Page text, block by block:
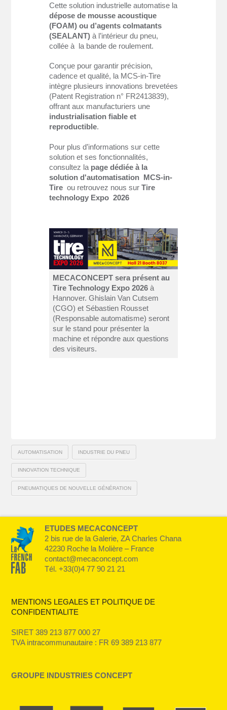
Cette solution industrielle automatise la
dépose de mousse acoustique
(FOAM) ou d’agents colmatants
(SEALANT)à l’intérieur du pneu,
collée à la bande de roulement.
Conçue pour garantir précision,
cadence et qualité, la MCS-in-Tire
intègre plusieurs innovations brevetées
(Patent Registration n° FR2413839),
offrant aux manufacturiers une
industrialisation fiable et
reproductible.
Pour plus d’informations sur cette
solution et ses fonctionnalités,
consultez la page dédiée à la
solution d'automatisation MCS-in-
Tire ou retrouvez nous sur Tire
technology Expo 2026
MECACONCEPT sera présent au
Tire Technology Expo 2026 à
Hannover. Ghislain Van Cutsem
(CGO) et Sébastien Rousset
(Responsable automatisme) seront
sur le stand pour présenter la
machine et répondre aux questions
des visiteurs.
AUTOMATISATION INDUSTRIE DU PNEU
INNOVATION TECHNIQUE
PNEUMATIQUES DE NOUVELLE GÉNÉRATION
ETUDES MECACONCEPT
2 bis rue de la Galerie, ZA Charles Chana
42230 Roche la Molière – France
contact@mecaconcept.com
Tél. +33(0)4 77 90 21 21
MENTIONS LEGALES ET POLITIQUE DE
CONFIDENTIALITE
SIRET 389 213 877 000 27
TVA intracommunautaire : FR 69 389 213 877
GROUPE INDUSTRIES CONCEPT